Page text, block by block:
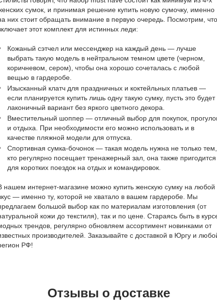
сумок, и принимая решение купить новую сумочку, именно
них стоит обращать внимание в первую очередь. Посмотрим, что
этот комплект для истинных леди:
Кожаный сэтчел или мессенджер на каждый день — лучше
выбрать такую модель в нейтральном темном цвете (черном,
коричневом, сером), чтобы она хорошо сочеталась с любой
вещью в гардеробе.
Изысканный клатч для праздничных и коктейльных платьев —
если планируется купить лишь одну такую сумку, пусть это будет
лаконичный вариант без яркого цветного декора.
Вместительный шоппер — отличный выбор для покупок,
и отдыха. При необходимости его можно использовать и в
качестве пляжной модели для отпуска.
Спортивная сумка-бочонок — такая модель нужна не только тем,
кто регулярно посещает тренажерный зал, она также пригодится
для коротких поездок на отдых и командировок.
нашем интернет-магазине можно купить женскую сумку на любой
— именно ту, которой не хватало в вашем гардеробе. Мы
большой выбор как по материалам изготовления (от
кожи до текстиля), так и по цене. Стараясь быть в
трендов, регулярно обновляем ассортимент новинками от
производителей. Заказывайте с доставкой в Юргу и
РФ!
Отзывы о доставке